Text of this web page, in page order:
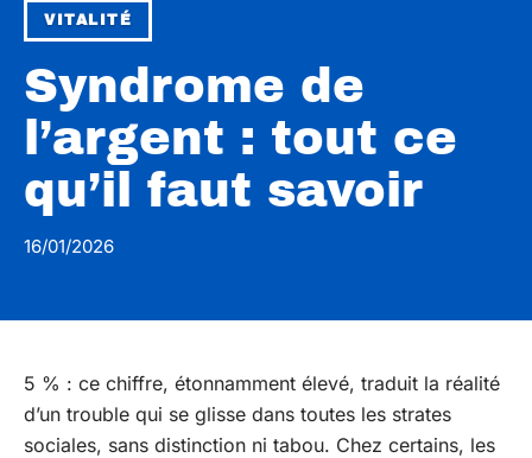
VITALITÉ
Syndrome de
l’argent : tout ce
qu’il faut savoir
16/01/2026
5 % : ce chiffre, étonnamment élevé, traduit la réalité
d’un trouble qui se glisse dans toutes les strates
sociales, sans distinction ni tabou. Chez certains, les